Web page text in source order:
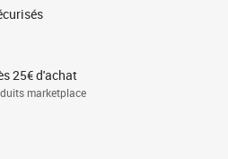
25€ d'achat
marketplace